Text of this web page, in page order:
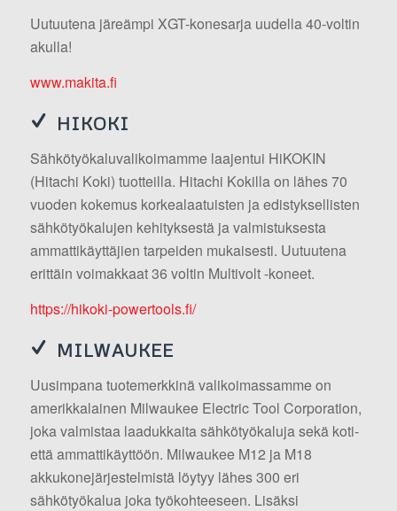
Uutuutena järeämpi XGT-konesarja uudella 40-voltin
akulla!
www.makita.fi
HIKOKI
Sähkötyökaluvalikoimamme laajentui HiKOKIN
(Hitachi Koki) tuotteilla. Hitachi Kokilla on lähes 70
vuoden kokemus korkealaatuisten ja edistyksellisten
sähkötyökalujen kehityksestä ja valmistuksesta
ammattikäyttäjien tarpeiden mukaisesti. Uutuutena
erittäin voimakkaat 36 voltin Multivolt -koneet.
https://hikoki-powertools.fi/
MILWAUKEE
Uusimpana tuotemerkkinä valikoimassamme on
amerikkalainen Milwaukee Electric Tool Corporation,
joka valmistaa laadukkaita sähkötyökaluja sekä koti-
että ammattikäyttöön. Milwaukee M12 ja M18
akkukonejärjestelmistä löytyy lähes 300 eri
sähkötyökalua joka työkohteeseen. Lisäksi